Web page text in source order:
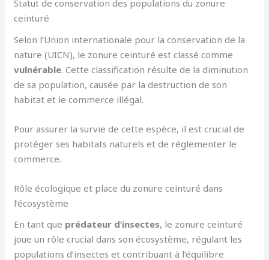
Statut de conservation des populations du zonure
ceinturé
Selon l’Union internationale pour la conservation de la
nature (UICN), le zonure ceinturé est classé comme
vulnérable. Cette classification résulte de la diminution
de sa population, causée par la destruction de son
habitat et le commerce illégal.
Pour assurer la survie de cette espèce, il est crucial de
protéger ses habitats naturels et de réglementer le
commerce.
Rôle écologique et place du zonure ceinturé dans
l’écosystème
En tant que prédateur d’insectes, le zonure ceinturé
joue un rôle crucial dans son écosystème, régulant les
populations d’insectes et contribuant à l’équilibre